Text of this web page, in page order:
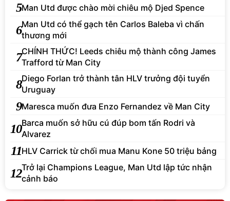
5Man Utd được chào mời chiêu mộ Djed Spence
6Man Utd có thể gạch tên Carlos Baleba vì chấn
thương mới
7CHÍNH THỨC! Leeds chiêu mộ thành công James
Trafford từ Man City
8Diego Forlan trở thành tân HLV trưởng đội tuyển
Uruguay
9Maresca muốn đưa Enzo Fernandez về Man City
10Barca muốn sở hữu cú đúp bom tấn Rodri và
Alvarez
11HLV Carrick từ chối mua Manu Kone 50 triệu bảng
12Trở lại Champions League, Man Utd lập tức nhận
cảnh báo